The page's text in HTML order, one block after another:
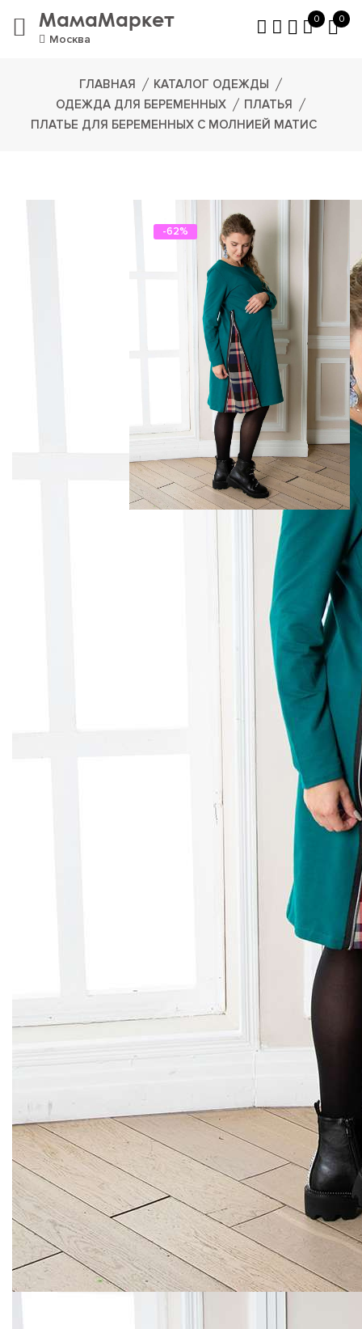
МамаМаркет
Москва
0 0
ГЛАВНАЯ
КАТАЛОГ ОДЕЖДЫ
ОДЕЖДА ДЛЯ БЕРЕМЕННЫХ
ПЛАТЬЯ
ПЛАТЬЕ ДЛЯ БЕРЕМЕННЫХ С МОЛНИЕЙ МАТИС
-62%